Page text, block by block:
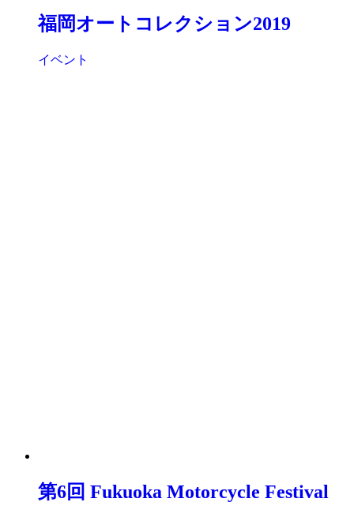
福岡オートコレクション2019
イベント
第6回 Fukuoka Motorcycle Festival